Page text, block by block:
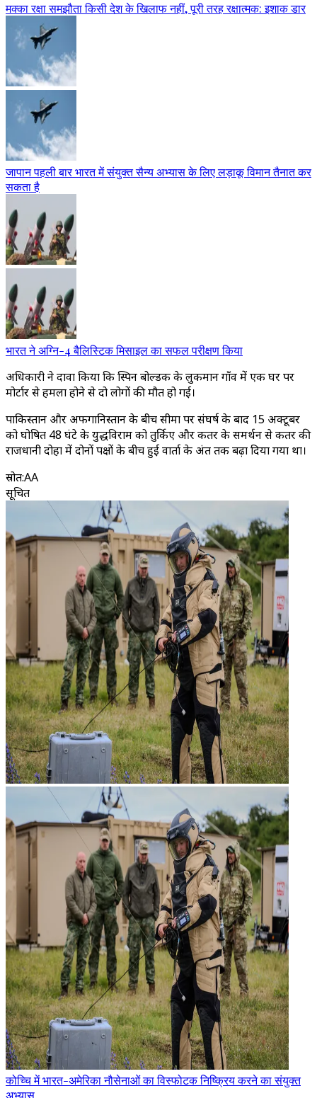
मक्का रक्षा समझौता किसी देश के खिलाफ नहीं, पूरी तरह रक्षात्मक: इशाक डार
जापान पहली बार भारत में संयुक्त सैन्य अभ्यास के लिए लड़ाकू विमान तैनात कर
सकता है
भारत ने अग्नि-4 बैलिस्टिक मिसाइल का सफल परीक्षण किया
अधिकारी ने दावा किया कि स्पिन बोल्डक के लुकमान गाँव में एक घर पर
मोर्टार से हमला होने से दो लोगों की मौत हो गई।
पाकिस्तान और अफगानिस्तान के बीच सीमा पर संघर्ष के बाद 15 अक्टूबर
को घोषित 48 घंटे के युद्धविराम को तुर्किए और कतर के समर्थन से कतर की
राजधानी दोहा में दोनों पक्षों के बीच हुई वार्ता के अंत तक बढ़ा दिया गया था।
स्रोत:AA
सूचित
कोच्चि में भारत-अमेरिका नौसेनाओं का विस्फोटक निष्क्रिय करने का संयुक्त
अभ्यास